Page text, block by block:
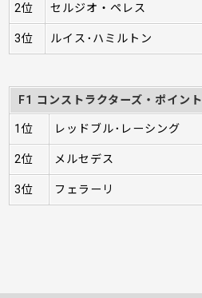
2位 セルジオ・ペレス
3位 ルイス･ハミルトン
F1 コンストラクターズ・ポイント
1位 レッドブル･レーシング
2位 メルセデス
3位 フェラーリ